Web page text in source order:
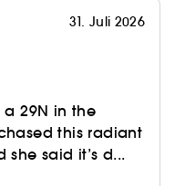
31. Juli 2026
29N in the
this radiant
said it’s d...